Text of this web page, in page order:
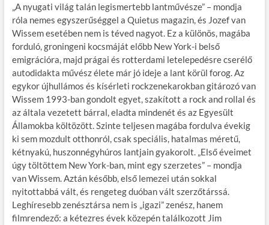
„A nyugati világ talán legismertebb lantművésze” – mondja
róla nemes egyszerűséggel a Quietus magazin, és Jozef van
Wissem esetében nem is téved nagyot. Ez a különös, magába
forduló, groningeni kocsmáját előbb New York-i belső
emigrációra, majd prágai és rotterdami letelepedésre cserélő
autodidakta művész élete már jó ideje a lant körül forog. Az
egykor újhullámos és kísérleti rockzenekarokban gitározó van
Wissem 1993-ban gondolt egyet, szakított a rock and rollal és
az általa vezetett bárral, eladta mindenét és az Egyesült
Államokba költözött. Szinte teljesen magába fordulva évekig
ki sem mozdult otthonról, csak speciális, hatalmas méretű,
kétnyakú, huszonnégyhúros lantjain gyakorolt. „Első éveimet
úgy töltöttem New York-ban, mint egy szerzetes” – mondja
van Wissem. Aztán később, első lemezei után sokkal
nyitottabbá vált, és rengeteg duóban vált szerzőtárssá.
Leghíresebb zenésztársa nem is „igazi” zenész, hanem
filmrendező: a kétezres évek közepén találkozott Jim